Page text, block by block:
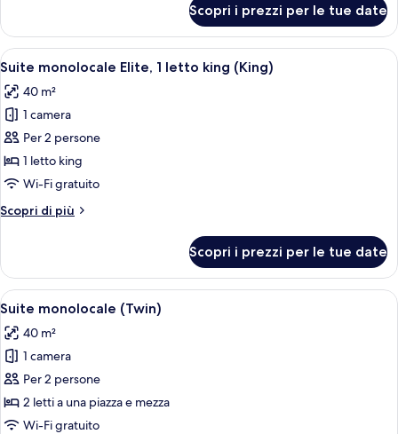
Deluxe,
vista
città
Scopri i prezzi per le tue date
Apri
tutte
le
foto
per
Suite
monolocale
1
(King)
Una camera d'albergo moderna con
7
Suite monolocale Elite, 1 letto king (King)
40 m²
1 camera
Per 2 persone
1 letto king
Wi-Fi gratuito
Scopri di più
Altri
monolocale
Elite,
1
king
(King)
Scopri i prezzi per le tue date
Apri
tutte
le
foto
per
Suite
monolocale
Camera d'albergo con due letti, un
7
Suite monolocale (Twin)
40 m²
1 camera
Per 2 persone
2 letti a una piazza e mezza
Wi-Fi gratuito